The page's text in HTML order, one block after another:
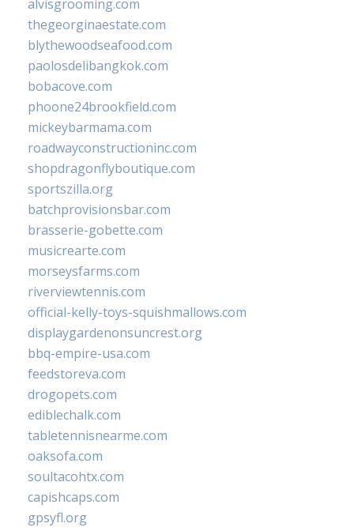
alvisgrooming.com
thegeorginaestate.com
blythewoodseafood.com
paolosdelibangkok.com
bobacove.com
phoone24brookfield.com
mickeybarmama.com
roadwayconstructioninc.com
shopdragonflyboutique.com
sportszilla.org
batchprovisionsbar.com
brasserie-gobette.com
musicrearte.com
morseysfarms.com
riverviewtennis.com
official-kelly-toys-squishmallows.com
displaygardenonsuncrest.org
bbq-empire-usa.com
feedstoreva.com
drogopets.com
ediblechalk.com
tabletennisnearme.com
oaksofa.com
soultacohtx.com
capishcaps.com
gpsyfl.org